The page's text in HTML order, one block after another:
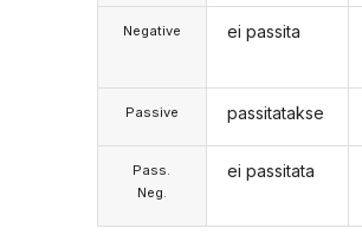
Negative
Passive
Pass.
Neg.
ei passita
passitatakse
ei passitata